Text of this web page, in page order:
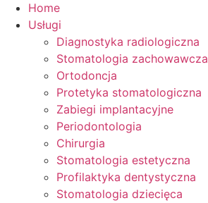
Home
Usługi
Diagnostyka radiologiczna
Stomatologia zachowawcza
Ortodoncja
Protetyka stomatologiczna
Zabiegi implantacyjne
Periodontologia
Chirurgia
Stomatologia estetyczna
Profilaktyka dentystyczna
Stomatologia dziecięca